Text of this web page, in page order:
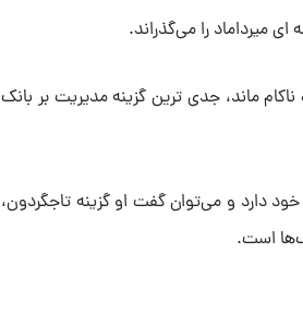
میرداماد را می‌گذراند‌.
ماند، جدی ترین گزینه مدیریت بر بانک
دارد و می‌توان گفت او گزینه تاجگردون،
است.